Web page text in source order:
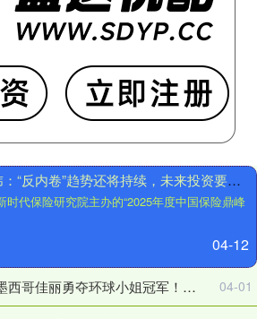
智信通配资平台 胡玉玮：“反内卷”趋势还将持续，未来投资要掌握长期短期政策效应
时代保险研究院主办的“2025年度中国保险鼎峰
04-12
环球小姐冠军！裁判却爆黑幕：早就内定好是她？ 04-01